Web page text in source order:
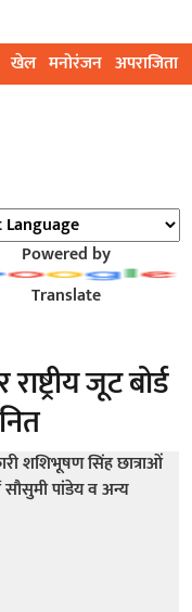
खेल मनोरंजन अपराजिता
Powered by
Translate
जूट बोर्ड